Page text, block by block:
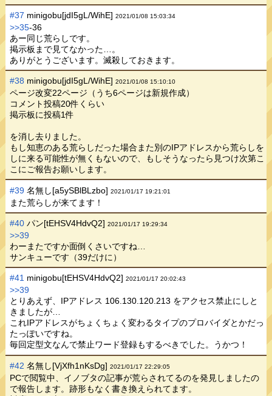
#37 minigobu[jdI5gL/WihE]2021/01/08 15:03:34
>>35-36
あー同じ荒らしです。
掲示板まで見てなかった…。
ありがとうございます。滅殺しておきます。
#38 minigobu[jdI5gL/WihE]2021/01/08 15:10:10
ページ改変22ページ（うち6ページは新規作成）
コメント投稿20件くらい
掲示板に投稿1件
を消し去りました。
もし知恵のある荒らしだった場合また別のIPアドレスから荒らしを
しに来る可能性が無くもないので、もしそうなったら見つけ次第こ
こにご報告お願いします。
#39 名無し[a5ySBlBLzbo]2021/01/17 19:21:01
また荒らしが来てます！
#40 パン[tEHSV4HdvQ2]2021/01/17 19:29:34
>>39
わーまたですか面倒くさいですね…
サンキューです（39だけに）
#41 minigobu[tEHSV4HdvQ2]2021/01/17 20:02:43
>>39
とりあえず、IPアドレス 106.130.120.213 をアクセス禁止にしと
きましたが…
これIPアドレスがちょくちょく変わるタイプのプロバイダとかだっ
たっぽいですね。
毎回定型文なんで禁止ワード登録もするべきでした。うかつ！
#42 名無し[VjXfh1nKsDg]2021/01/17 22:29:05
PCで閲覧中、イノブタの記事が荒らされてるのを発見しましたの
で報告します。跡形もなく書き換えられてます。